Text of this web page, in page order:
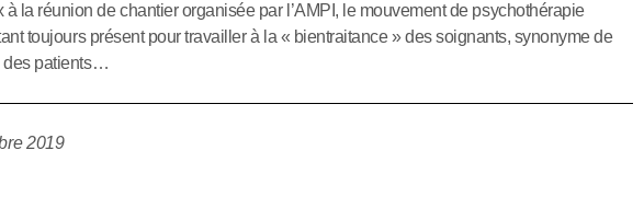
à la réunion de chantier organisée par l’AMPI, le mouvement de psychothérapie
toujours présent pour travailler à la « bientraitance » des soignants, synonyme de
des patients…
2019